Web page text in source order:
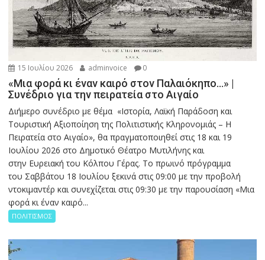
15 Ιουλίου 2026 adminvoice 0
«Μια φορά κι έναν καιρό στον Παλαιόκηπο…» |
Συνέδριο για την πειρατεία στο Αιγαίο
Διήμερο συνέδριο με θέμα «Ιστορία, Λαϊκή Παράδοση και
Τουριστική Αξιοποίηση της Πολιτιστικής Κληρονομιάς – Η
Πειρατεία στο Αιγαίο», θα πραγματοποιηθεί στις 18 και 19
Ιουλίου 2026 στο Δημοτικό Θέατρο Μυτιλήνης και
στην Ευρειακή του Κόλπου Γέρας. Το πρωινό πρόγραμμα
του Σαββάτου 18 Ιουλίου ξεκινά στις 09:00 με την προβολή
ντοκιμαντέρ και συνεχίζεται στις 09:30 με την παρουσίαση «Μια
φορά κι έναν καιρό...
ΠΟΛΙΤΙΣΜΟΣ